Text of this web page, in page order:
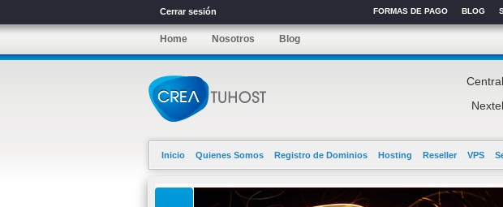
Cerrar sesión FORMAS DE PAGO BLOG
Home Nosotros Blog
Inicio Quienes Somos Registro de Dominios Hosting Reseller VPS